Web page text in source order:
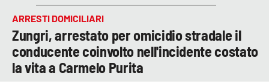
ARRESTI DOMICILIARI
Zungri, arrestato per omicidio stradale il
conducente coinvolto nell'incidente costato
la vita a Carmelo Purita